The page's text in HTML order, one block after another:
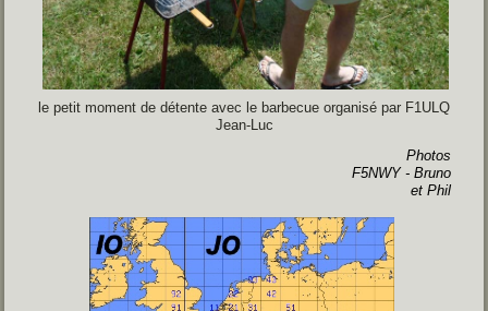
le petit moment de détente avec le barbecue organisé par F1ULQ
Jean-Luc
Photos
F5NWY - Bruno
et Phil